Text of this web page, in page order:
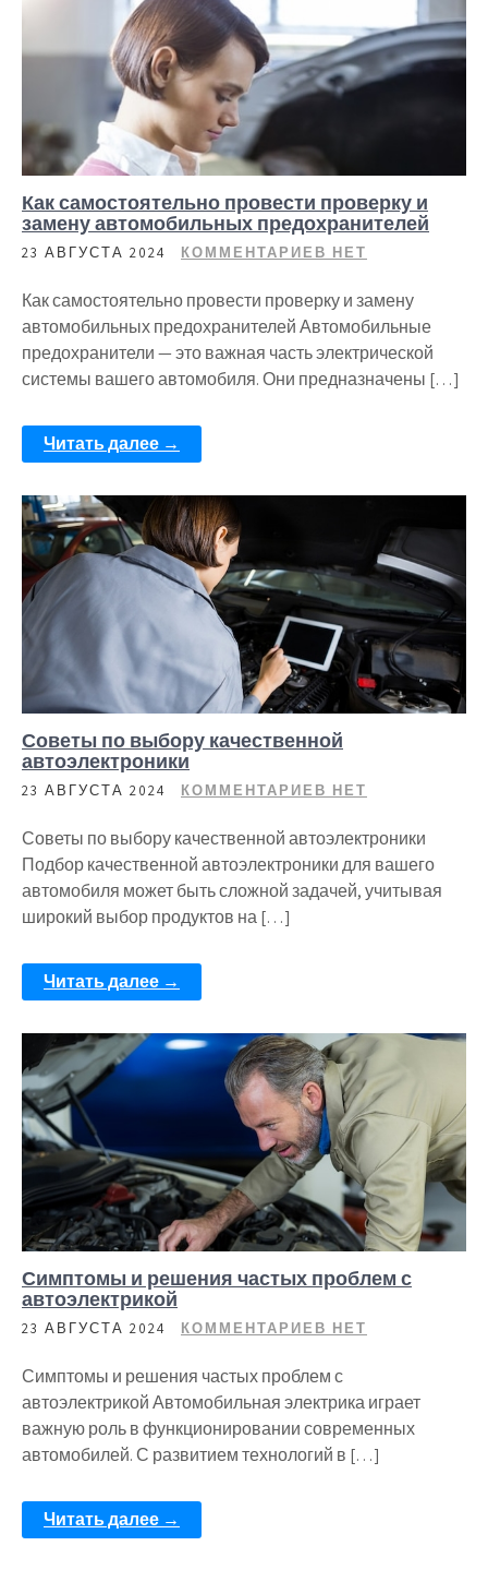
Как самостоятельно провести проверку и
замену автомобильных предохранителей
23 АВГУСТА 2024 КОММЕНТАРИЕВ НЕТ
Как самостоятельно провести проверку и замену
автомобильных предохранителей Автомобильные
предохранители — это важная часть электрической
системы вашего автомобиля. Они предназначены […]
Читать далее →
Советы по выбору качественной
автоэлектроники
23 АВГУСТА 2024 КОММЕНТАРИЕВ НЕТ
Советы по выбору качественной автоэлектроники
Подбор качественной автоэлектроники для вашего
автомобиля может быть сложной задачей, учитывая
широкий выбор продуктов на […]
Читать далее →
Симптомы и решения частых проблем с
автоэлектрикой
23 АВГУСТА 2024 КОММЕНТАРИЕВ НЕТ
Симптомы и решения частых проблем с
автоэлектрикой Автомобильная электрика играет
важную роль в функционировании современных
автомобилей. С развитием технологий в […]
Читать далее →